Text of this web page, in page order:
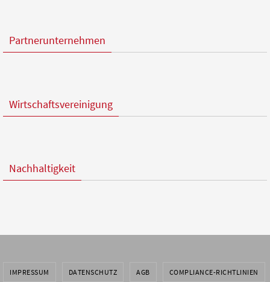
Partnerunternehmen
Wirtschaftsvereinigung
Nachhaltigkeit
IMPRESSUM DATENSCHUTZ AGB COMPLIANCE-RICHTLINIEN